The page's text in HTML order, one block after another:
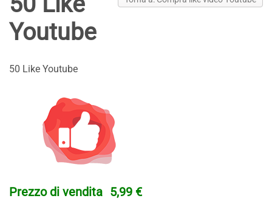
Youtube
50 Like Youtube
Prezzo di vendita 5,99 €